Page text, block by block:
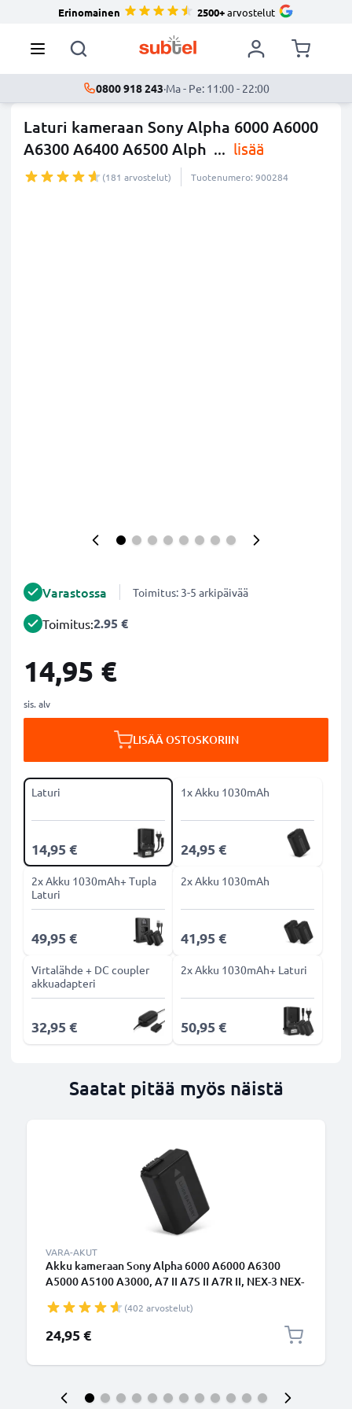
Erinomainen 2500+arvostelut
0800 918 243·Ma - Pe: 11:00 - 22:00
Laturi kameraan Sony Alpha 6000 A6000
A6300 A6400 A6500 Alph ... lisää
(181 arvostelut) Tuotenumero: 900284
Varastossa Toimitus: 3-5 arkipäivää
Toimitus:2.95 €
14,95 €
sis. alv
LISÄÄ OSTOSKORIIN
Laturi
14,95 €
1x Akku 1030mAh
24,95 €
2x Akku 1030mAh+ Tupla
Laturi
49,95 €
2x Akku 1030mAh
41,95 €
Virtalähde + DC coupler
akkuadapteri
32,95 €
2x Akku 1030mAh+ Laturi
50,95 €
Saatat pitää myös näistä
VARA-AKUT
Akku kameraan Sony Alpha 6000 A6000 A6300
A5000 A5100 A3000, A7 II A7S II A7R II, NEX-3 NEX-
7.4V) tuotemerkiltä CELLONIC
(402 arvostelut)
24,95 €